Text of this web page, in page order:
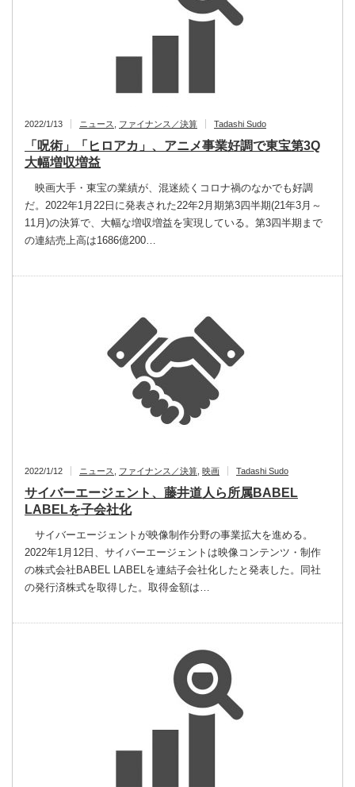
2022/1/13 ニュース ファイナンス／決算 Tadashi Sudo
「呪術」「ヒロアカ」、アニメ事業好調で東宝第3Q
大幅増収増益
映画大手・東宝の業績が、混迷続くコロナ禍のなかでも好調
だ。2022年1月22日に発表された22年2月期第3四半期(21年3月～
11月)の決算で、大幅な増収増益を実現している。第3四半期まで
の連結売上高は1686億200…
2022/1/12 ニュース ファイナンス／決算 映画 Tadashi Sudo
サイバーエージェント、藤井道人ら所属BABEL
LABELを子会社化
サイバーエージェントが映像制作分野の事業拡大を進める。
2022年1月12日、サイバーエージェントは映像コンテンツ・制作
の株式会社BABEL LABELを連結子会社化したと発表した。同社
の発行済株式を取得した。取得金額は…